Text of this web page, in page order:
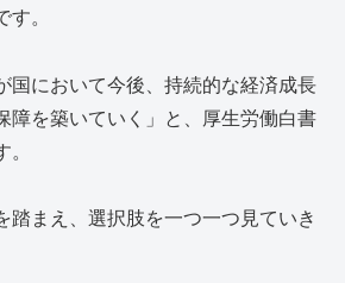
。
国において今後、持続的な経済成長
障を築いていく」と、厚生労働白書
踏まえ、選択肢を一つ一つ見ていき